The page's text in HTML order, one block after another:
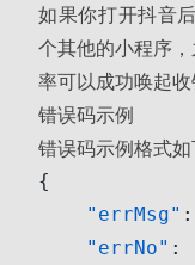
如果你打开抖音
个其他的小程序
率可以成功唤起收
错误码示例
错误码示例格式如
{
    "errMsg"
:
    "errNo"
: